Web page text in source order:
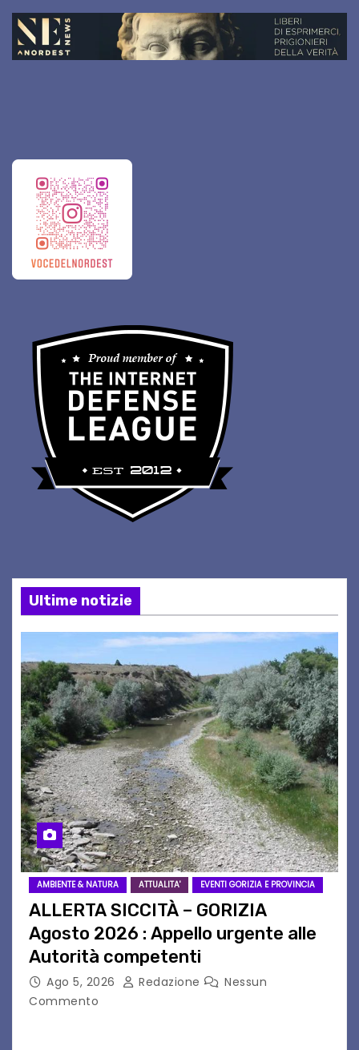
Ultime notizie
AMBIENTE & NATURA ATTUALITA' EVENTI GORIZIA E PROVINCIA
ALLERTA SICCITÀ – GORIZIA
Agosto 2026 : Appello urgente alle
Autorità competenti
Ago 5, 2026 Redazione
Nessun
Commento